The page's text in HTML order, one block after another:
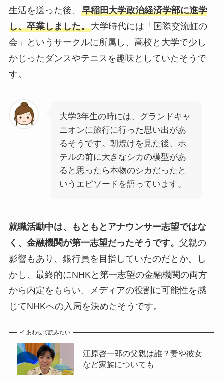
生活を送った後、 早稲田大学政治経済学部に進学
し、卒業しました。大学時代には「国際交流虹の
会」というサークルに所属し、高校と大学で少し
かじったダンスやテニスを趣味としていたそうで
す。
大学3年生の時には、グランドキャ
ニオンに旅行に行った思い出があ
るそうです。朝焼けを見た後、ホ
テルの前に大きなシカの模型があ
ると思ったら本物のシカだったと
いうエピソードを語っています。
就職活動中は、もともとアナウンサー志望ではな
く、金融機関が第一志望だったそうです。 父親の
影響もあり、銀行員を目指していたのだとか。し
かし、最終的にNHKと第一志望の金融機関の両方
から内定をもらい、メディアの役割に可能性を感
じてNHKへの入局を決めたそうです。
あわせて読みたい
江原啓一郎の父親は誰？妻や彼女
など家族についても